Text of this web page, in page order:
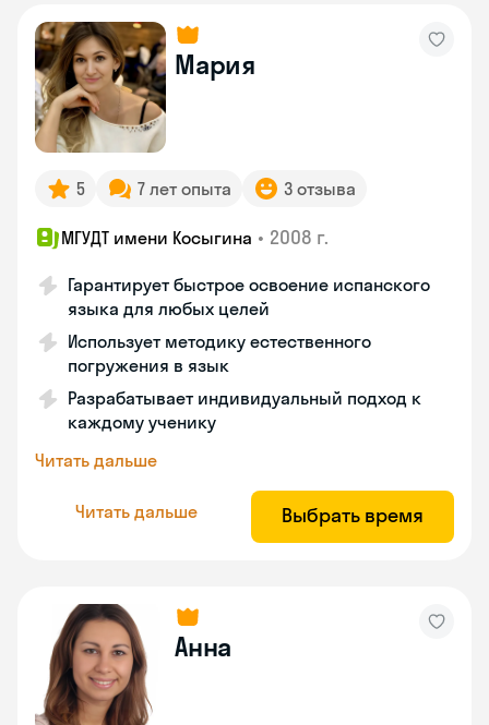
Мария
5 7 лет опыта 3 отзыва
МГУДТ имени Косыгина • 2008 г.
Гарантирует быстрое освоение испанского
языка для любых целей
Использует методику естественного
погружения в язык
Разрабатывает индивидуальный подход к
каждому ученику
Читать дальше
Читать дальше Выбрать время
Анна